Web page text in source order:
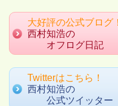
大好評の公式ブログ！
西村知浩の
オフログ日記
Twitterはこちら！
西村知浩の
公式ツイッター